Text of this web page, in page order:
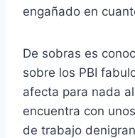
engañado en
De sobras es
sobre los PBI
afecta para nada
encuentra con
de trabajo